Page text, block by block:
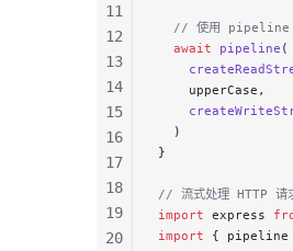
// 使用 pipeline
  await
pipeline (
    upperCase,
  )
}
// 流式处理 HTTP 请
import express
import {
11
12
13
14
15
16
17
18
19
20